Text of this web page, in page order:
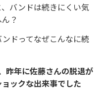
バンドは続きにくい気
？
ドってなぜこんなに続
昨年に佐藤さんの脱退が
ックな出来事でした